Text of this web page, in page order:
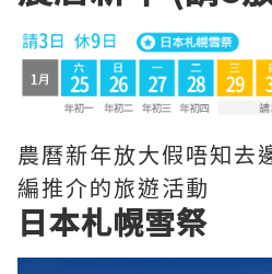
農曆新年放大假唔知去
編推介的旅遊活動
日本札幌雪祭